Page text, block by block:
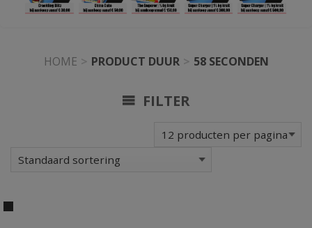
HOME > PRODUCT DUUR > 58 SECONDEN
FILTER